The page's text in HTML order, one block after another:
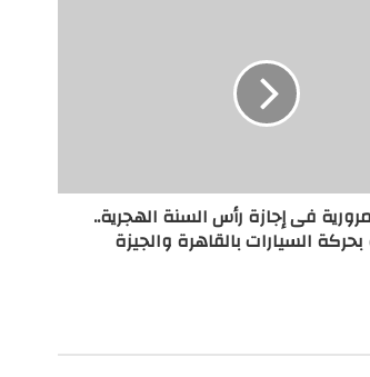
فى إجازة رأس السنة الهجرية..
السيارات بالقاهرة والجيزة